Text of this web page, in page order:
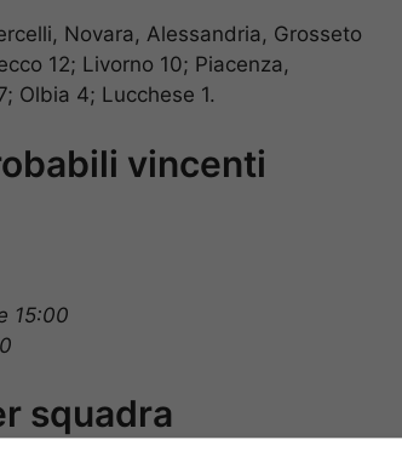
Novara, Alessandria, Grosseto
12; Livorno 10; Piacenza,
Olbia 4; Lucchese 1.
vincenti
15:00
squadra